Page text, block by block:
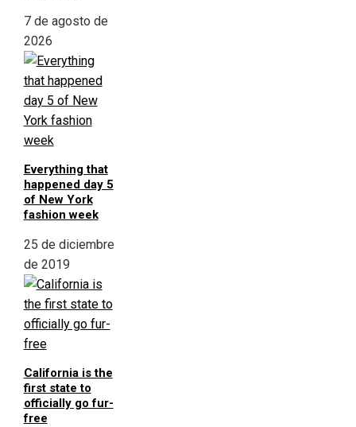
7 de agosto de
2026
Everything that
happened day 5
of New York
fashion week
25 de diciembre
de 2019
California is the
first state to
officially go fur-
free